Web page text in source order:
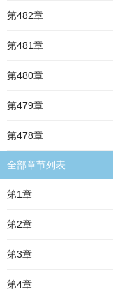
第482章
第481章
第480章
第479章
第478章
全部章节列表
第1章
第2章
第3章
第4章